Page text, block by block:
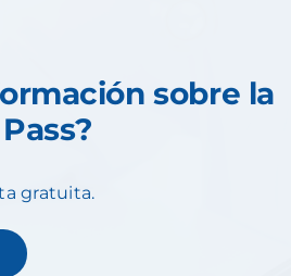
sobre la
?
gratuita.